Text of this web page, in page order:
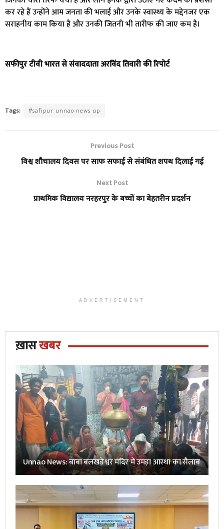
कर रहे हैं उन्होंने आम जनता की भलाई और उनके स्वास्थ्य के मद्देनजर एक
सराहनीय काम किया है और उनकी जितनी भी तारीफ की जाए कम है।
सफीपुर टीवी भारत से संवाददाता अरविंद तिवारी की रिपोर्ट
Tags: #safipur unnao news up
Previous Post
विश्व शौचालय दिवस पर साफ सफाई से संबंधित शपथ दिलाई गई
Next Post
प्राथमिक विद्यालय नरहरपुर के बच्चों का बेहतरीन प्रदर्शन
ADVERTISEMENT
ख़ासखबर
Unnao News: बाबा बलखंडेश्वर मंदिर में उमड़ा आस्था का सैलाब